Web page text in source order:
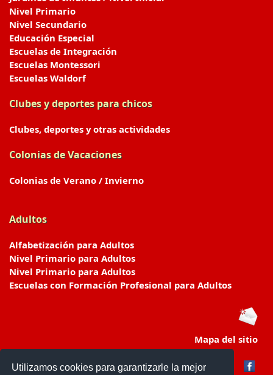
Utilizamos cookies para garantizarle la mejor
Nivel Primario
Nivel Secundario
Educación Especial
Escuelas de Integración
Escuelas Montessori
Escuelas Waldorf
Clubes y deportes para chicos
Clubes, deportes y otras actividades
Colonias de Vacaciones
Colonias de Verano / Invierno
Adultos
Alfabetización para Adultos
Nivel Primario para Adultos
Nivel Primario para Adultos
Escuelas con Formación Profesional para Adultos
Mapa del sitio